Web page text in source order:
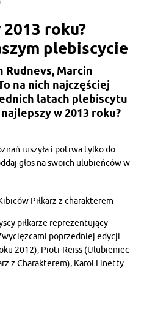
roku?
plebiscycie
Marcin
na nich najczęściej
latach plebiscytu
w 2013 roku?
ruszyła i potrwa tylko do
głos na swoich ulubieńców w
Piłkarz z charakterem
piłkarze reprezentujący
poprzedniej edycji
2012), Piotr Reiss (Ulubieniec
z Charakterem), Karol Linetty